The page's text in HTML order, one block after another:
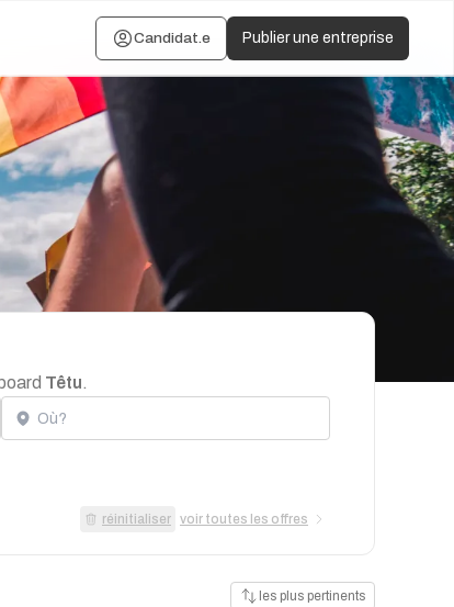
Candidat.e Publier une entreprise
Têtu.
Localisation
réinitialiser voir toutes les offres
les plus pertinents